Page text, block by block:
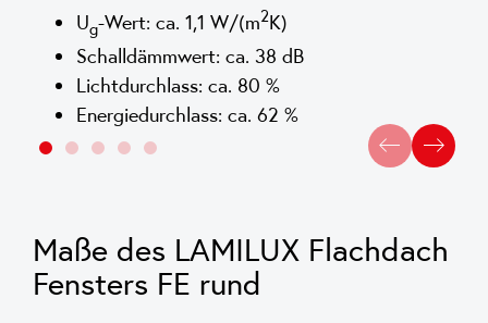
Ug-Wert: ca. 1,1 W/(m2K)
Schalldämmwert: ca. 38 dB
Lichtdurchlass: ca. 80 %
Energiedurchlass: ca. 62 %
Maße des LAMILUX Flachdach
Fensters FE rund